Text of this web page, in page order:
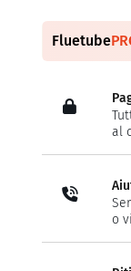
Fluetube
al
o